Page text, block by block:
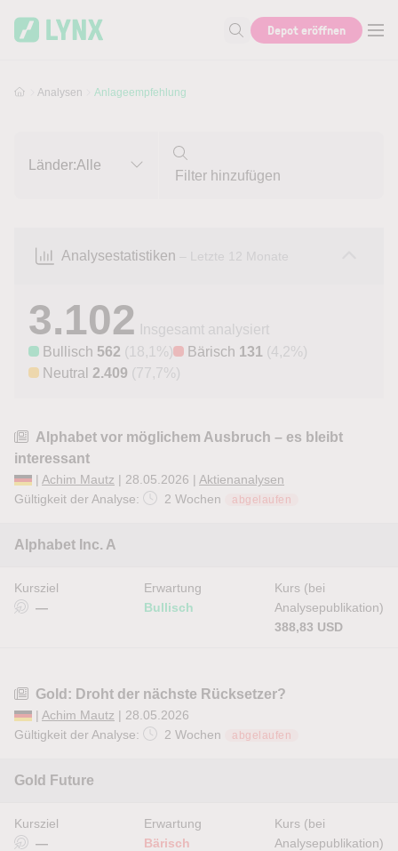
Suche nach Aktie, Autor...
Depot eröffnen
Analysen Anlageempfehlung
Länder:Alle
Analysestatistiken – Letzte 12 Monate
3.102
Insgesamt analysiert
Bullisch 562 (18,1%) Bärisch 131 (4,2%)
Neutral 2.409 (77,7%)
Alphabet vor möglichem Ausbruch – es bleibt
interessant
| Achim Mautz | 28.05.2026 | Aktienanalysen
Gültigkeit der Analyse:
2 Wochen abgelaufen
Alphabet Inc. A
Kursziel
—
Erwartung
Bullisch
Kurs (bei
Analysepublikation)
388,83 USD
Gold: Droht der nächste Rücksetzer?
| Achim Mautz | 28.05.2026
Gültigkeit der Analyse:
2 Wochen abgelaufen
Gold Future
Kursziel
—
Erwartung
Bärisch
Kurs (bei
Analysepublikation)